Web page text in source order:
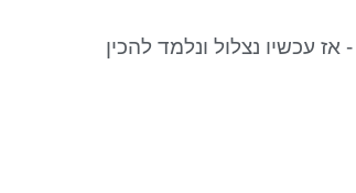
עכשיו נצלול ונלמד להכין